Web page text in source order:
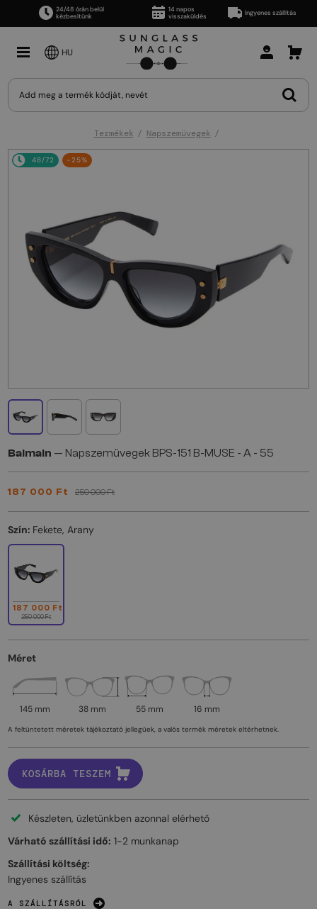
24/48 órán belül
kézbesítünk
14 napos
visszaküldés
Ingyenes szállítás
HU
Termékek Napszemüvegek
48/72 -25%
Balmain — Napszemüvegek BPS-151 B-MUSE - A - 55
187 000 Ft 250 000 Ft
Szín: Fekete, Arany
187 000 Ft
250 000 Ft
Méret
145 mm 38 mm 55 mm 16 mm
A feltüntetett méretek tájékoztató jellegűek, a valós termék méretek eltérhetnek.
KOSÁRBA TESZEM
Készleten, üzletünkben azonnal elérhető
Várható szállítási idő: 1-2 munkanap
Szállítási költség:
Ingyenes szállítás
A SZÁLLÍTÁSRÓL